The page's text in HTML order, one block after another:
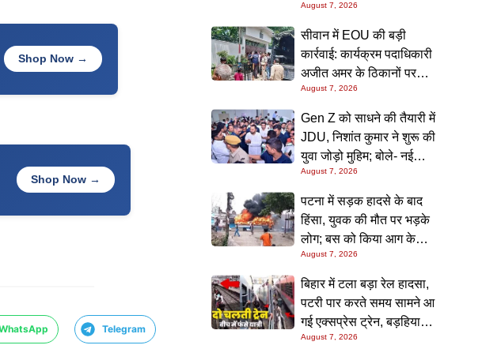
Shop Now →
Shop Now →
Telegram
संवाद और स्वदेशी उत्पादों को
बढ़ावा देने की अपील
August 7, 2026
सीवान में EOU की बड़ी
कार्रवाई: कार्यक्रम पदाधिकारी
अजीत अमर के ठिकानों पर
छापा, 40 लाख के आभूषण
समेत करोड़ों की संपत्ति की
जांच शुरू
August 7, 2026
Gen Z को साधने की तैयारी में
JDU, निशांत कुमार ने शुरू की
युवा जोड़ो मुहिम; बोले- नई
पीढ़ी तक पहुंचाएं नीतीश
सरकार के 20 सालों के काम
August 7, 2026
पटना में सड़क हादसे के बाद
हिंसा, युवक की मौत पर भड़के
लोग; बस को किया आग के
हवाले, पुलिस और मीडिया पर
भी हमला
August 7, 2026
बिहार में टला बड़ा रेल हादसा,
पटरी पार करते समय सामने आ
गई एक्सप्रेस ट्रेन, बड़हिया
स्टेशन पर मची अफरा-तफरी,
August 7, 2026